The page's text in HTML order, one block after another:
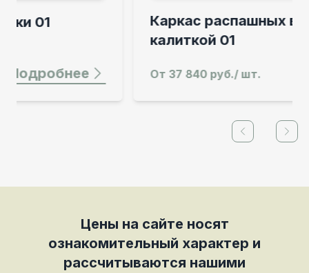
Каркас распашных ворот с
От37 840 руб./ шт. Подробнее
Previous
Цены на сайте носят
ознакомительный характер и
рассчитываются нашими